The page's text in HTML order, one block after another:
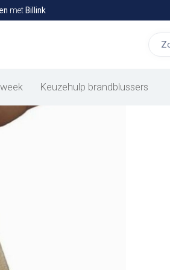
metBillink
Keuzehulp brandblussers